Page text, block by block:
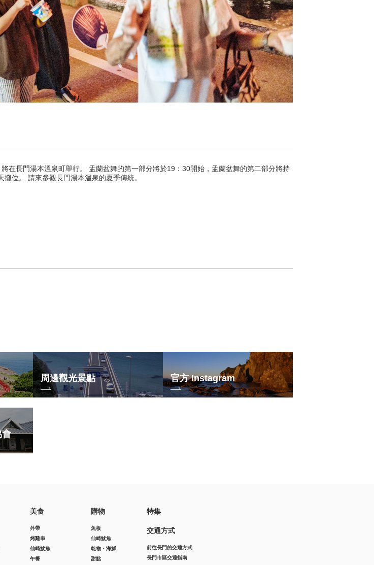
在長門湯本溫泉町舉行。 盂蘭盆舞的第一部分將於19：30開始，盂蘭盆舞的第二部分將持
位。 請來參觀長門湯本溫泉的夏季傳統。
周邊觀光景點 官方 Instagram
會
美食
外帶
烤雞串
仙崎魷魚
午餐
購物
魚板
仙崎魷魚
乾物・海鮮
甜點
特集
交通方式
前往長門的交通方式
長門市區交通指南